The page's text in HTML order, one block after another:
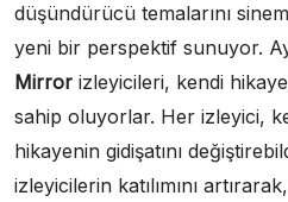
düşündürücü temalarını
yeni bir perspektif sunuyor.
Mirror izleyicileri, kendi
sahip oluyorlar. Her izleyici,
hikayenin gidişatını
izleyicilerin katılımını